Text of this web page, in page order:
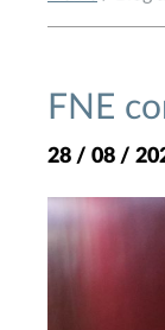
FNE
28 / 08 /